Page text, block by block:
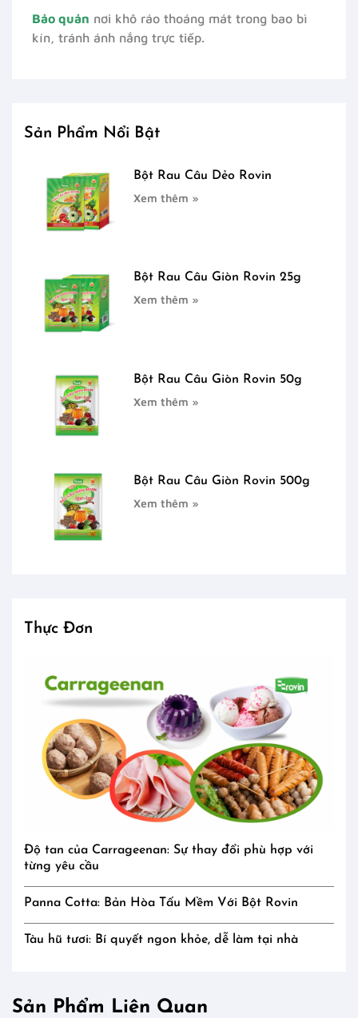
Bảo quản nơi khô ráo thoáng mát trong bao bì
kín, tránh ánh nắng trực tiếp.
Sản Phẩm Nổi Bật
Bột Rau Câu Dẻo Rovin
Xem thêm »
Bột Rau Câu Giòn Rovin 25g
Xem thêm »
Bột Rau Câu Giòn Rovin 50g
Xem thêm »
Bột Rau Câu Giòn Rovin 500g
Xem thêm »
Thực Đơn
Độ tan của Carrageenan: Sự thay đổi phù hợp với
từng yêu cầu
Panna Cotta: Bản Hòa Tấu Mềm Với Bột Rovin
Tàu hũ tươi: Bí quyết ngon khỏe, dễ làm tại nhà
Sản Phẩm Liên Quan